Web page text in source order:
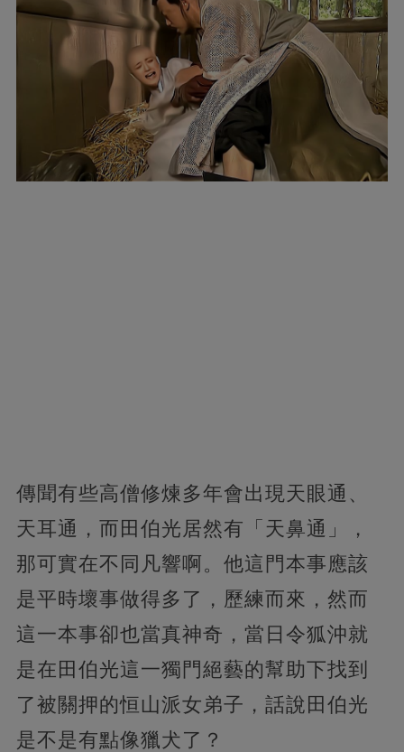
傳聞有些高僧修煉多年會出現天眼通、
天耳通，而田伯光居然有「天鼻通」，
那可實在不同凡響啊。他這門本事應該
是平時壞事做得多了，歷練而來，然而
這一本事卻也當真神奇，當日令狐沖就
是在田伯光這一獨門絕藝的幫助下找到
了被關押的恒山派女弟子，話說田伯光
是不是有點像獵犬了？